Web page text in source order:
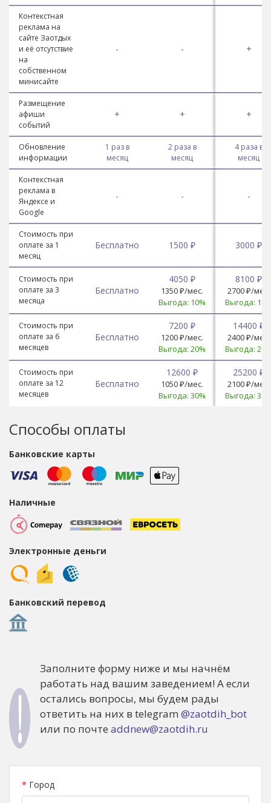
Контекстная
реклама на
сайте Заотдых
и её отсутствие
на
собственном
минисайте
- - +
Размещение
афиши
событий
+ + +
Обновление
информации
1 раз в
месяц
2 раза в
месяц
4 раза в
месяц
Контекстная
реклама в
Яндексе и
Google
- - -
Стоимость при
оплате за 1
месяц
Бесплатно 1500 ₽ 3000 ₽
Стоимость при
оплате за 3
месяца
Бесплатно
4050 ₽
1350 ₽/мес.
Выгода: 10%
8100 ₽
2700 ₽/мес.
Выгода:
Стоимость при
оплате за 6
месяцев
Бесплатно
7200 ₽
1200 ₽/мес.
Выгода: 20%
14400 ₽
2400 ₽/мес.
Выгода:
Стоимость при
оплате за 12
месяцев
Бесплатно
12600 ₽
1050 ₽/мес.
Выгода: 30%
25200 ₽
2100 ₽/мес.
Выгода:
Способы оплаты
Банковские карты
Наличные
Электронные деньги
Банковский перевод
Заполните форму ниже и мы начнём
работать над вашим заведением! А если
остались вопросы, мы будем рады
ответить на них в telegram @zaotdih_bot
или по почте addnew@zaotdih.ru
* Город